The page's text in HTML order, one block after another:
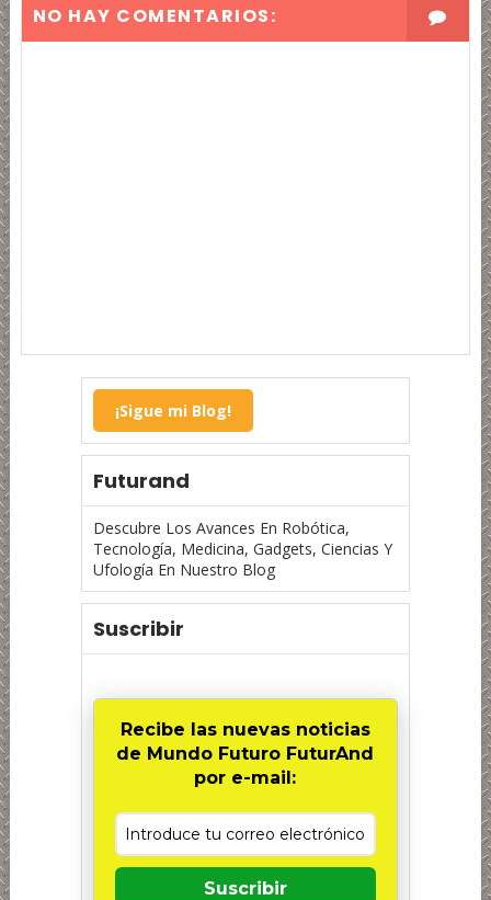
NO HAY COMENTARIOS:
¡Sigue mi Blog!
Futurand
Descubre Los Avances En Robótica,
Tecnología, Medicina, Gadgets, Ciencias Y
Ufología En Nuestro Blog
Suscribir
Recibe las nuevas noticias
de Mundo Futuro FuturAnd
por e-mail:
Suscribir